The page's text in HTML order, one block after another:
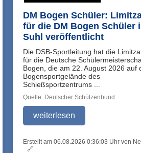
DM Bogen Schüler:
für die DM Bogen Schüler
Suhl veröffentlicht
Die DSB-Sportleitung hat die
für die Deutsche
Bogen, die am 22. August 2026 auf
Bogensportgelände des
Schießsportzentrums ...
Quelle: Deutscher Schützenbund
weiterlesen
Erstellt am 06.08.2026 0:36:03 Uhr von
🔗